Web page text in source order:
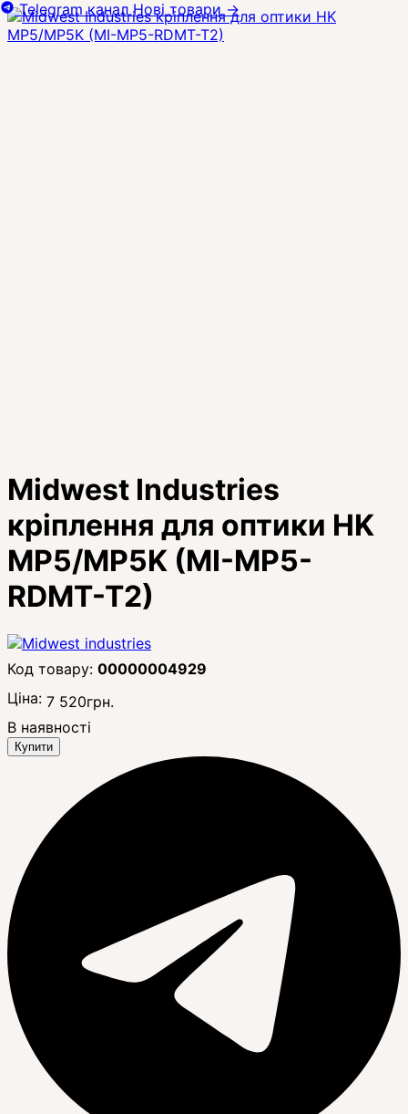
Midwest Industries
кріплення для оптики HK
MP5/MP5K (MI-MP5-
RDMT-T2)
00000004929
Ціна: 7 520грн.
В наявності
Купити
Telegram канал Нові товари→